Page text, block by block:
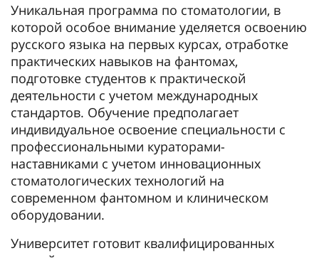
Уникальная программа по стоматологии, в
которой особое внимание уделяется освоению
русского языка на первых курсах, отработке
практических навыков на фантомах,
подготовке студентов к практической
деятельности с учетом международных
стандартов. Обучение предполагает
индивидуальное освоение специальности с
профессиональными кураторами-
наставниками с учетом инновационных
стоматологических технологий на
современном фантомном и клиническом
оборудовании.
Университет готовит квалифицированных